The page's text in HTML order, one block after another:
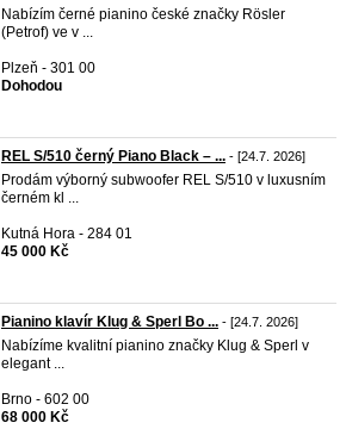
Nabízím černé pianino české značky Rösler
(Petrof) ve v ...
Plzeň - 301 00
Dohodou
REL S/510 černý Piano Black – ... - [24.7. 2026]
Prodám výborný subwoofer REL S/510 v luxusním
černém kl ...
Kutná Hora - 284 01
45 000 Kč
Pianino klavír Klug & Sperl Bo ... - [24.7. 2026]
Nabízíme kvalitní pianino značky Klug & Sperl v
elegant ...
Brno - 602 00
68 000 Kč